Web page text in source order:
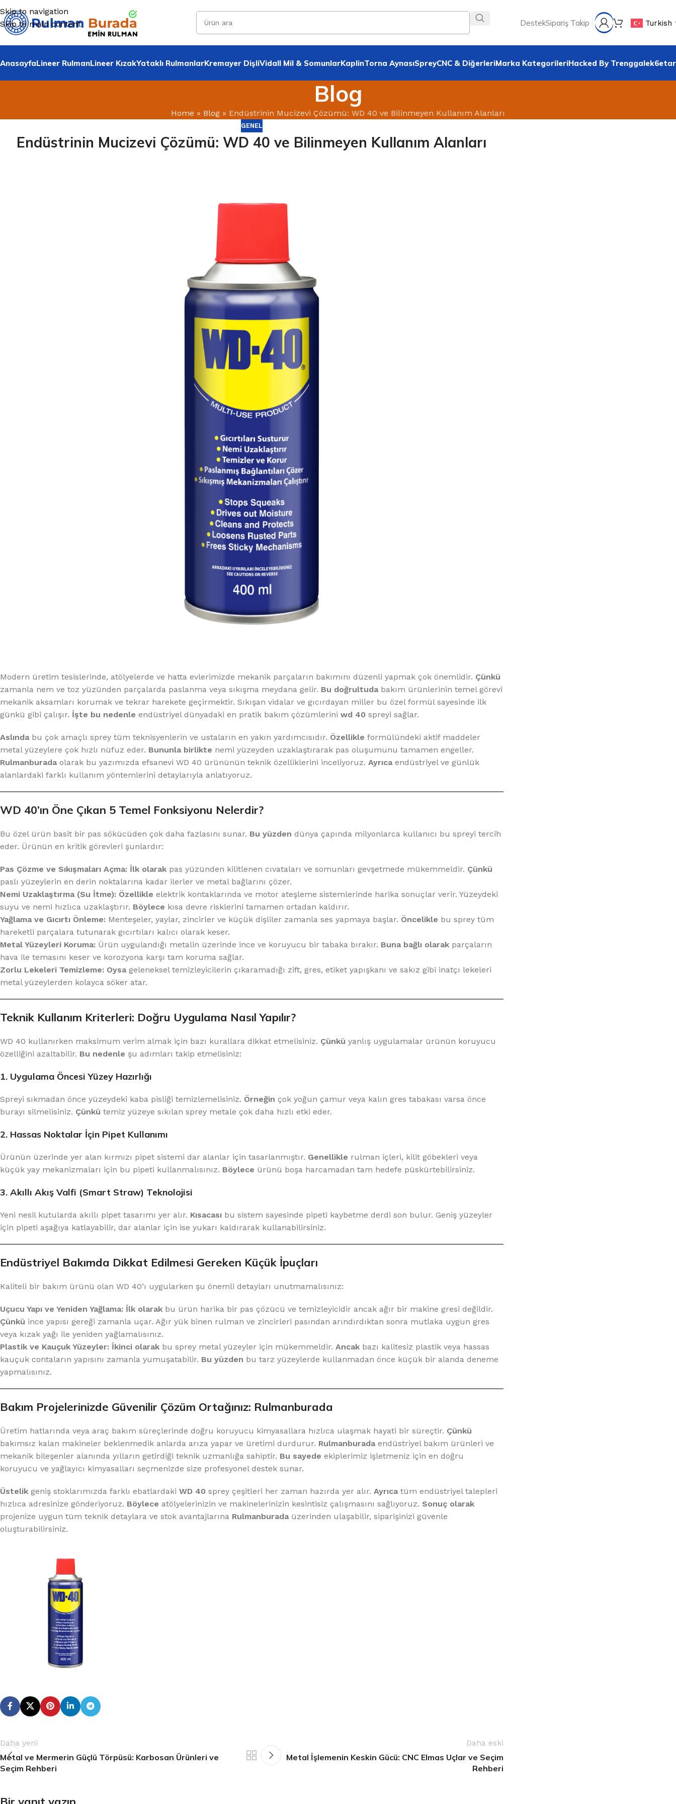
Skip to navigation
Skip to main content
DestekSipariş Takip Turkish
AnasayfaLineer RulmanLineer KızakYataklı RulmanlarKremayer DişliVidalI Mil & SomunlarKaplinTorna AynasıSpreyCNC & DiğerleriMarka KategorileriHacked By Trenggalek6etar
Blog
Home » Blog » Endüstrinin Mucizevi Çözümü: WD 40 ve Bilinmeyen Kullanım Alanları
GENEL
Endüstrinin Mucizevi Çözümü: WD 40 ve Bilinmeyen Kullanım Alanları
Modern üretim tesislerinde, atölyelerde ve hatta evlerimizde mekanik parçaların bakımını düzenli yapmak çok önemlidir. Çünkü
zamanla nem ve toz yüzünden parçalarda paslanma veya sıkışma meydana gelir. Bu doğrultuda bakım ürünlerinin temel görevi
mekanik aksamları korumak ve tekrar harekete geçirmektir. Sıkışan vidalar ve gıcırdayan miller bu özel formül sayesinde ilk
günkü gibi çalışır. İşte bu nedenle endüstriyel dünyadaki en pratik bakım çözümlerini wd 40 spreyi sağlar.
Aslında bu çok amaçlı sprey tüm teknisyenlerin ve ustaların en yakın yardımcısıdır. Özellikle formülündeki aktif maddeler
metal yüzeylere çok hızlı nüfuz eder. Bununla birlikte nemi yüzeyden uzaklaştırarak pas oluşumunu tamamen engeller.
Rulmanburada olarak bu yazımızda efsanevi WD 40 ürününün teknik özelliklerini inceliyoruz. Ayrıca endüstriyel ve günlük
alanlardaki farklı kullanım yöntemlerini detaylarıyla anlatıyoruz.
WD 40’ın Öne Çıkan 5 Temel Fonksiyonu Nelerdir?
Bu özel ürün basit bir pas sökücüden çok daha fazlasını sunar. Bu yüzden dünya çapında milyonlarca kullanıcı bu spreyi tercih
eder. Ürünün en kritik görevleri şunlardır:
Pas Çözme ve Sıkışmaları Açma: İlk olarak pas yüzünden kilitlenen cıvataları ve somunları gevşetmede mükemmeldir. Çünkü
paslı yüzeylerin en derin noktalarına kadar ilerler ve metal bağlarını çözer.
Nemi Uzaklaştırma (Su İtme): Özellikle elektrik kontaklarında ve motor ateşleme sistemlerinde harika sonuçlar verir. Yüzeydeki
suyu ve nemi hızlıca uzaklaştırır. Böylece kısa devre risklerini tamamen ortadan kaldırır.
Yağlama ve Gıcırtı Önleme: Menteşeler, yaylar, zincirler ve küçük dişliler zamanla ses yapmaya başlar. Öncelikle bu sprey tüm
hareketli parçalara tutunarak gıcırtıları kalıcı olarak keser.
Metal Yüzeyleri Koruma: Ürün uygulandığı metalin üzerinde ince ve koruyucu bir tabaka bırakır. Buna bağlı olarak parçaların
hava ile temasını keser ve korozyona karşı tam koruma sağlar.
Zorlu Lekeleri Temizleme: Oysa geleneksel temizleyicilerin çıkaramadığı zift, gres, etiket yapışkanı ve sakız gibi inatçı lekeleri
metal yüzeylerden kolayca söker atar.
Teknik Kullanım Kriterleri: Doğru Uygulama Nasıl Yapılır?
WD 40 kullanırken maksimum verim almak için bazı kurallara dikkat etmelisiniz. Çünkü yanlış uygulamalar ürünün koruyucu
özelliğini azaltabilir. Bu nedenle şu adımları takip etmelisiniz:
1. Uygulama Öncesi Yüzey Hazırlığı
Spreyi sıkmadan önce yüzeydeki kaba pisliği temizlemelisiniz. Örneğin çok yoğun çamur veya kalın gres tabakası varsa önce
burayı silmelisiniz. Çünkü temiz yüzeye sıkılan sprey metale çok daha hızlı etki eder.
2. Hassas Noktalar İçin Pipet Kullanımı
Ürünün üzerinde yer alan kırmızı pipet sistemi dar alanlar için tasarlanmıştır. Genellikle rulman içleri, kilit göbekleri veya
küçük yay mekanizmaları için bu pipeti kullanmalısınız. Böylece ürünü boşa harcamadan tam hedefe püskürtebilirsiniz.
3. Akıllı Akış Valfi (Smart Straw) Teknolojisi
Yeni nesil kutularda akıllı pipet tasarımı yer alır. Kısacası bu sistem sayesinde pipeti kaybetme derdi son bulur. Geniş yüzeyler
için pipeti aşağıya katlayabilir, dar alanlar için ise yukarı kaldırarak kullanabilirsiniz.
Endüstriyel Bakımda Dikkat Edilmesi Gereken Küçük İpuçları
Kaliteli bir bakım ürünü olan WD 40’ı uygularken şu önemli detayları unutmamalısınız:
Uçucu Yapı ve Yeniden Yağlama: İlk olarak bu ürün harika bir pas çözücü ve temizleyicidir ancak ağır bir makine gresi değildir.
Çünkü ince yapısı gereği zamanla uçar. Ağır yük binen rulman ve zincirleri pasından arındırdıktan sonra mutlaka uygun gres
veya kızak yağı ile yeniden yağlamalısınız.
Plastik ve Kauçuk Yüzeyler: İkinci olarak bu sprey metal yüzeyler için mükemmeldir. Ancak bazı kalitesiz plastik veya hassas
kauçuk contaların yapısını zamanla yumuşatabilir. Bu yüzden bu tarz yüzeylerde kullanmadan önce küçük bir alanda deneme
yapmalısınız.
Bakım Projelerinizde Güvenilir Çözüm Ortağınız: Rulmanburada
Üretim hatlarında veya araç bakım süreçlerinde doğru koruyucu kimyasallara hızlıca ulaşmak hayati bir süreçtir. Çünkü
bakımsız kalan makineler beklenmedik anlarda arıza yapar ve üretimi durdurur. Rulmanburada endüstriyel bakım ürünleri ve
mekanik bileşenler alanında yılların getirdiği teknik uzmanlığa sahiptir. Bu sayede ekiplerimiz işletmeniz için en doğru
koruyucu ve yağlayıcı kimyasalları seçmenizde size profesyonel destek sunar.
Üstelik geniş stoklarımızda farklı ebatlardaki WD 40 sprey çeşitleri her zaman hazırda yer alır. Ayrıca tüm endüstriyel talepleri
hızlıca adresinize gönderiyoruz. Böylece atölyelerinizin ve makinelerinizin kesintisiz çalışmasını sağlıyoruz. Sonuç olarak
projenize uygun tüm teknik detaylara ve stok avantajlarına Rulmanburada üzerinden ulaşabilir, siparişinizi güvenle
oluşturabilirsiniz.
Daha yeni
Metal ve Mermerin Güçlü Törpüsü: Karbosan Ürünleri ve
Seçim Rehberi
Daha eski
Metal İşlemenin Keskin Gücü: CNC Elmas Uçlar ve Seçim
Rehberi